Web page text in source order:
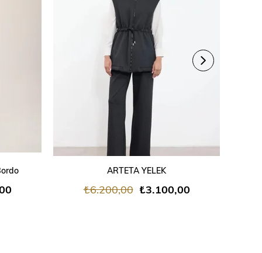
SEPETE EKLE
ARTETA YELEK
₺3.100,00
₺6.200,00